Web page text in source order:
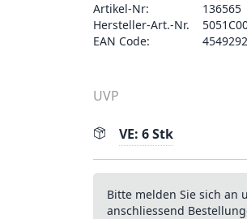
Artikel-Nr:
136565
Hersteller-Art.-Nr.
EAN Code:
UVP
VE: 6 Stk
Bitte melden Sie sich an
anschliessend